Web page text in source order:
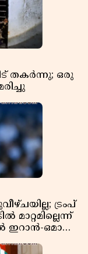
തകർന്നു; ഒരു
ട്രംപ്
ഒമാൻ